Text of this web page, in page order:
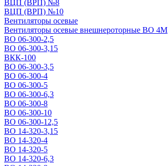
ВЦП (ВРП) №8
ВЦП (ВРП) №10
Вентиляторы осевые
Вентиляторы осевые внешнероторные ВО 4М
ВО 06-300-2,5
ВО 06-300-3,15
ВКК-100
ВО 06-300-3,5
ВО 06-300-4
ВО 06-300-5
ВО 06-300-6,3
ВО 06-300-8
ВО 06-300-10
ВО 06-300-12,5
ВО 14-320-3,15
ВО 14-320-4
ВО 14-320-5
ВО 14-320-6,3